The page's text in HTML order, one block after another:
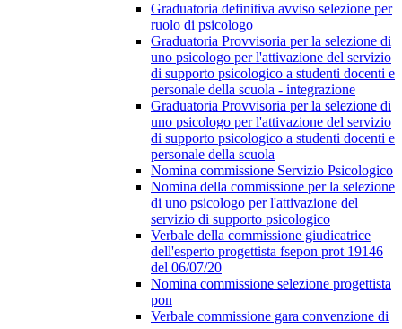
Graduatoria definitiva avviso selezione per
ruolo di psicologo
Graduatoria Provvisoria per la selezione di
uno psicologo per l'attivazione del servizio
di supporto psicologico a studenti docenti e
personale della scuola - integrazione
Graduatoria Provvisoria per la selezione di
uno psicologo per l'attivazione del servizio
di supporto psicologico a studenti docenti e
personale della scuola
Nomina commissione Servizio Psicologico
Nomina della commissione per la selezione
di uno psicologo per l'attivazione del
servizio di supporto psicologico
Verbale della commissione giudicatrice
dell'esperto progettista fsepon prot 19146
del 06/07/20
Nomina commissione selezione progettista
pon
Verbale commissione gara convenzione di